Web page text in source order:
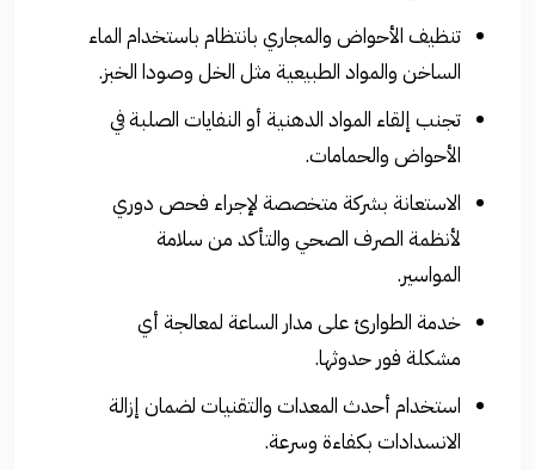
تنظيف الأحواض والمجاري بانتظام باستخدام الماء
الساخن والمواد الطبيعية مثل الخل وصودا الخبز.
تجنب إلقاء المواد الدهنية أو النفايات الصلبة في
الأحواض والحمامات.
الاستعانة بشركة متخصصة لإجراء فحص دوري
لأنظمة الصرف الصحي والتأكد من سلامة
المواسير.
خدمة الطوارئ على مدار الساعة لمعالجة أي
مشكلة فور حدوثها.
استخدام أحدث المعدات والتقنيات لضمان إزالة
الانسدادات بكفاءة وسرعة.